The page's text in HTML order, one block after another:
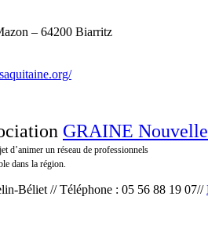
– 64200 Biarritz
GRAINE
un réseau de professionnels
dans la région.
Béliet // Téléphone : 05 56 88 19 07//